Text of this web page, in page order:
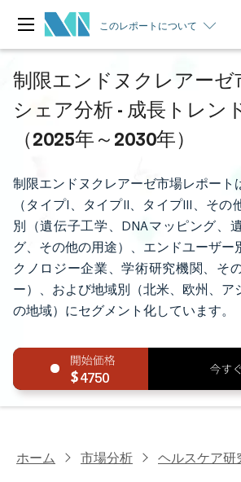
このレポートについて
制限エンドヌクレアーゼ
シェア分析 - 成長トレン
（2025年～2030年）
制限エンドヌクレアーゼ市場レポート
（タイプI、タイプII、タイプIII、その
別（遺伝子工学、DNAマッピング、
グ、その他の用途）、エンドユーザー
クノロジー企業、学術研究機関、そ
ー）、および地域別（北米、欧州、ア
の地域）にセグメント化しています。
4750
ホーム 市場分析 ヘルスケア研